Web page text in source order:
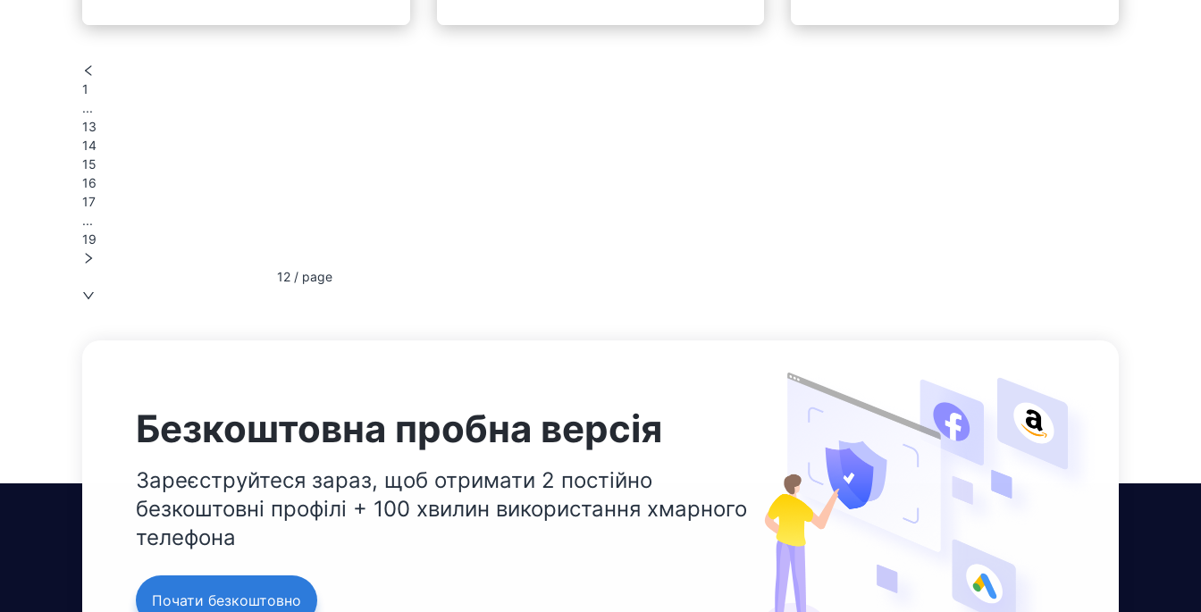
1
...
13
14
15
16
17
...
19
12 / page
Безкоштовна пробна версія
Зареєструйтеся зараз, щоб отримати 2 постійно
безкоштовні профілі + 100 хвилин використання хмарного
телефона
Почати безкоштовно